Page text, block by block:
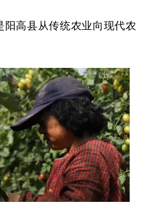
青海 宁夏
Français عربى
日本語 한국어
高县从传统农业向现代农